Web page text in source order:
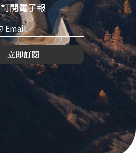
訂閱電子報
立即訂閱